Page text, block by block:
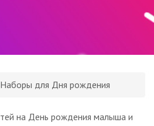
для Дня рождения
на День рождения малыша и